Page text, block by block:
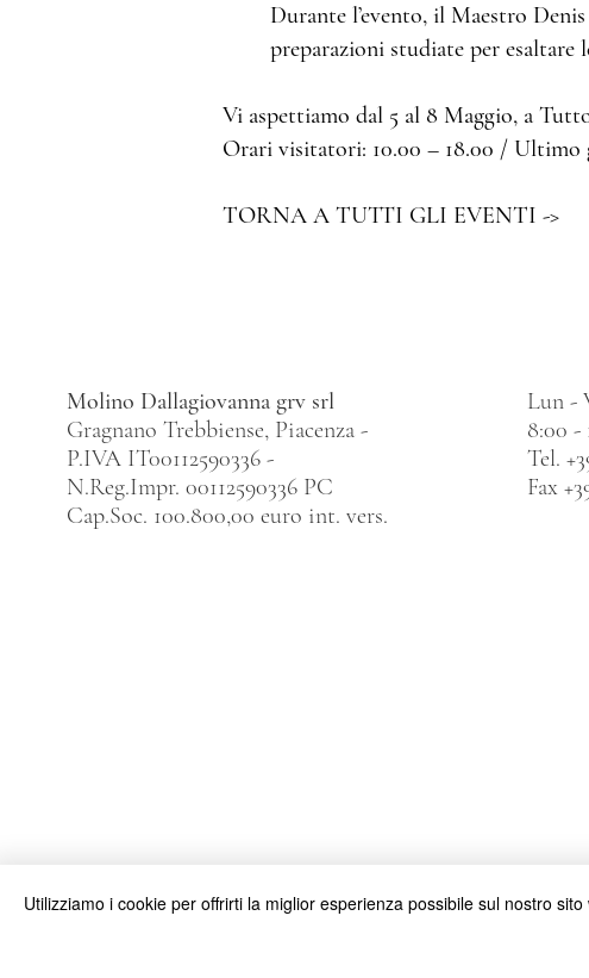
Durante l’evento, il Maestro
preparazioni studiate per
Vi aspettiamo dal 5 al 8 Maggio, a
Orari visitatori: 10.00 – 18.00 / Ultimo
TORNA A TUTTI GLI EVENTI ->
Molino Dallagiovanna grv srl
Gragnano Trebbiense, Piacenza -
P.IVA IT00112590336 -
N.Reg.Impr. 00112590336 PC
Cap.Soc. 100.800,00 euro int. vers.
Lun -
8:00 -
Tel.
Fax
Utilizziamo i cookie per offrirti la miglior esperienza possibile sul nostro